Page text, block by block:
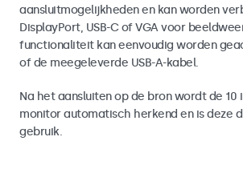
aansluitmogelijkheden en kan worden
DisplayPort, USB-C of VGA voor
functionaliteit kan eenvoudig worden
of de meegeleverde USB-A-kabel.
Na het aansluiten op de bron wordt de 10
monitor automatisch herkend en is deze
gebruik.